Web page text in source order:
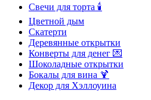
Свечи для торта 🕯
Цветной дым
Скатерти
Деревянные открытки
Конверты для денег 💌
Шоколадные открытки
Бокалы для вина 🍹
Декор для Хэллоуина